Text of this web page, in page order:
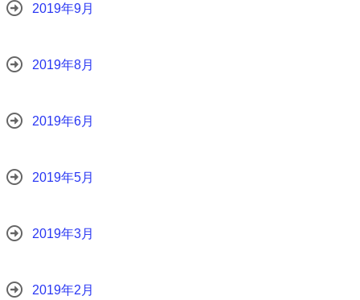
2019年9月
2019年8月
2019年6月
2019年5月
2019年3月
2019年2月